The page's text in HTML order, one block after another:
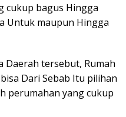
cukup bagus Hingga
Untuk maupun Hingga
Daerah tersebut, Rumah
Dari Sebab Itu pilihan
perumahan yang cukup